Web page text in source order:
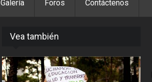
Galería Foros Contáctenos
Vea también